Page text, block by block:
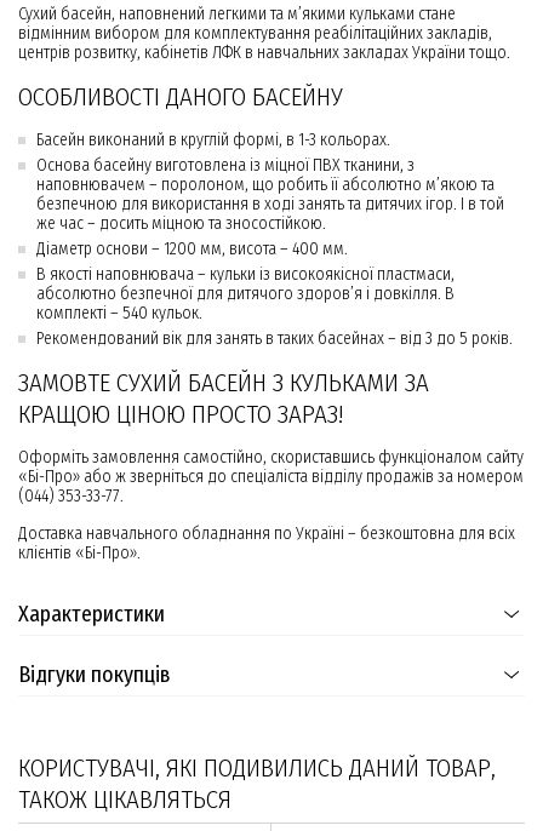
Сухий басейн, наповнений легкими та м’якими кульками стане
відмінним вибором для комплектування реабілітаційних закладів,
центрів розвитку, кабінетів ЛФК в навчальних закладах України тощо.
ОСОБЛИВОСТІ ДАНОГО БАСЕЙНУ
Басейн виконаний в круглій формі, в 1-3 кольорах.
Основа басейну виготовлена із міцної ПВХ тканини, з
наповнювачем – поролоном, що робить її абсолютно м’якою та
безпечною для використання в ході занять та дитячих ігор. І в той
же час – досить міцною та зносостійкою.
Діаметр основи – 1200 мм, висота – 400 мм.
В якості наповнювача – кульки із високоякісної пластмаси,
абсолютно безпечної для дитячого здоров’я і довкілля. В
комплекті – 540 кульок.
Рекомендований вік для занять в таких басейнах – від 3 до 5 років.
ЗАМОВТЕ СУХИЙ БАСЕЙН З КУЛЬКАМИ ЗА
КРАЩОЮ ЦІНОЮ ПРОСТО ЗАРАЗ!
Оформіть замовлення самостійно, скориставшись функціоналом сайту
«Бі-Про» або ж зверніться до спеціаліста відділу продажів за номером
(044) 353-33-77.
Доставка навчального обладнання по Україні – безкоштовна для всіх
клієнтів «Бі-Про».
Характеристики
Відгуки покупців
КОРИСТУВАЧІ, ЯКІ ПОДИВИЛИСЬ ДАНИЙ ТОВАР,
ТАКОЖ ЦІКАВЛЯТЬСЯ